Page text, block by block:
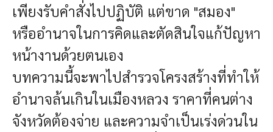
เพียงรับคำสั่งไปปฏิบัติ แต่ขาด "สมอง"
หรืออำนาจในการคิดและตัดสินใจแก้ปัญหา
หน้างานด้วยตนเอง
บทความนี้จะพาไปสำรวจโครงสร้างที่ทำให้
อำนาจล้นเกินในเมืองหลวง ราคาที่คนต่าง
จังหวัดต้องจ่าย และความจำเป็นเร่งด่วนใน